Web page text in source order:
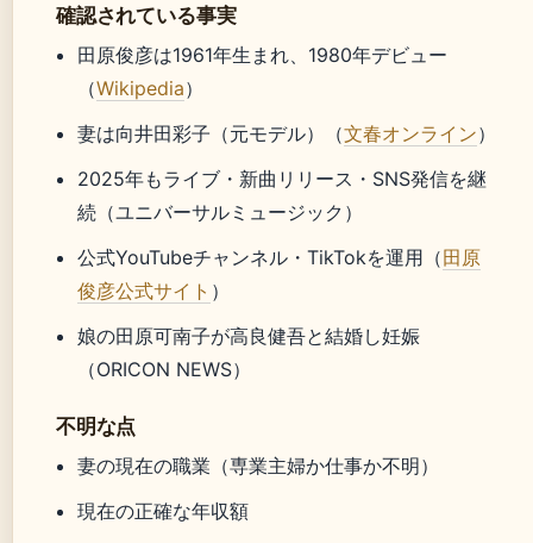
確認されている事実
田原俊彦は1961年生まれ、1980年デビュー
（Wikipedia）
妻は向井田彩子（元モデル）（文春オンライン）
2025年もライブ・新曲リリース・SNS発信を継
続（ユニバーサルミュージック）
公式YouTubeチャンネル・TikTokを運用（田原
俊彦公式サイト ）
娘の田原可南子が高良健吾と結婚し妊娠
（ORICON NEWS）
不明な点
妻の現在の職業（専業主婦か仕事か不明）
現在の正確な年収額